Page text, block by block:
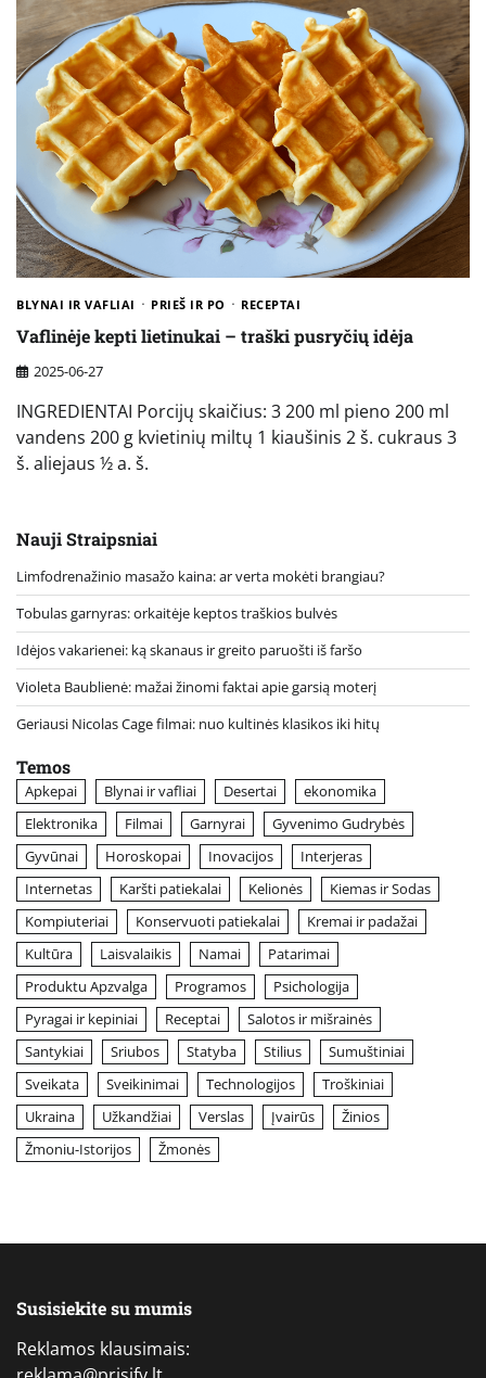
BLYNAI IR VAFLIAI PRIEŠ IR PO RECEPTAI
Vaflinėje kepti lietinukai – traški pusryčių idėja
2025-06-27
INGREDIENTAI Porcijų skaičius: 3 200 ml pieno 200 ml
vandens 200 g kvietinių miltų 1 kiaušinis 2 š. cukraus 3
š. aliejaus ½ a. š.
Nauji Straipsniai
Limfodrenažinio masažo kaina: ar verta mokėti brangiau?
Tobulas garnyras: orkaitėje keptos traškios bulvės
Idėjos vakarienei: ką skanaus ir greito paruošti iš faršo
Violeta Baublienė: mažai žinomi faktai apie garsią moterį
Geriausi Nicolas Cage filmai: nuo kultinės klasikos iki hitų
Temos
Apkepai Blynai ir vafliai Desertai
ekonomika
Elektronika
Filmai Garnyrai
Gyvenimo Gudrybės
Gyvūnai
Horoskopai Inovacijos
Interjeras
Internetas
Karšti patiekalai Kelionės
Kiemas ir Sodas
Kompiuteriai
Konservuoti patiekalai
Kremai ir padažai
Kultūra
Laisvalaikis Namai
Patarimai
Produktu Apzvalga
Programos
Psichologija
Pyragai ir kepiniai
Receptai
Salotos ir mišrainės
Santykiai
Sriubos Statyba Stilius
Sumuštiniai
Sveikata
Sveikinimai Technologijos
Troškiniai
Ukraina
Užkandžiai Verslas Įvairūs
Žinios
Žmoniu-Istorijos
Žmonės
Susisiekite su mumis
Reklamos klausimais: